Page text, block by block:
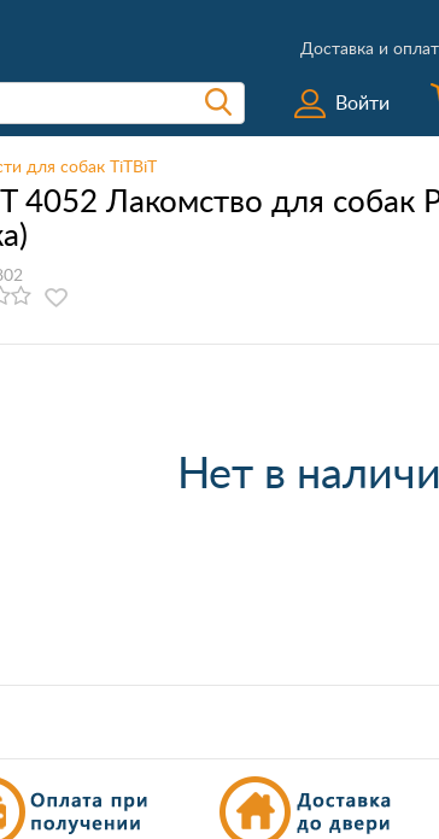
Доставка и
Войти
для собак TiTBiT
4052 Лакомство для собак
Нет в